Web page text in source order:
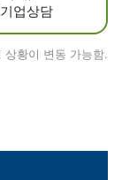
기업상담
황이 변동 가능함.